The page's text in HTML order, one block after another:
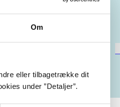
Om
eller tilbagetrække dit
under ”Detaljer”.